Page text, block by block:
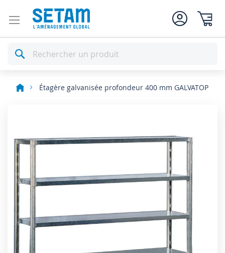
Rechercher
Étagère galvanisée profondeur 400 mm GALVATOP
end
the
images
gallery